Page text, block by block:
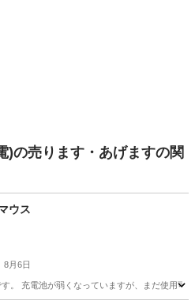
)の売ります・あげますの関
ウス
8月6日
。 充電池が弱くなっていますが、まだ使用可